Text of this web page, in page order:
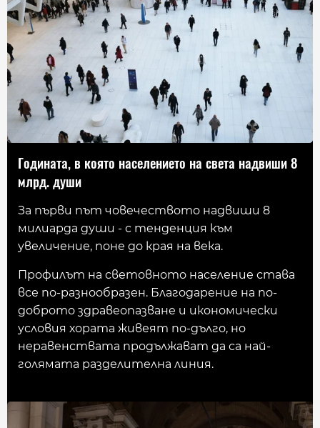
Годината, в която населението на света надвиши 8
млрд. души
За първи път човечеството надвиши 8
милиарда души - с тенденция към
увеличение, поне до края на века.
Профилът на световното население става
все по-разнообразен. Благодарение на по-
доброто здравеопазване и икономически
условия хората живеят по-дълго, но
неравенствата продължават да са най-
голямата разделителна линия.